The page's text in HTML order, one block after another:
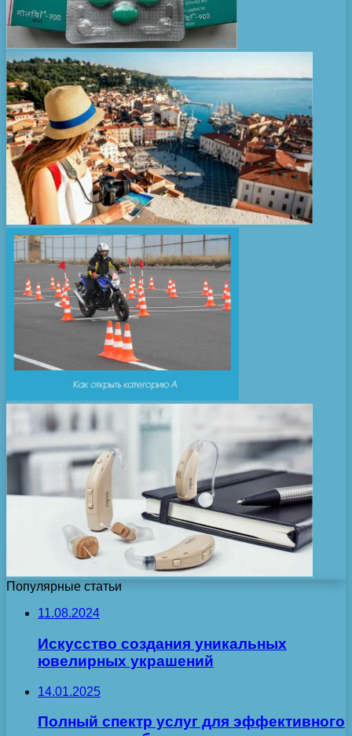
Популярные статьи
11.08.2024
Искусство создания уникальных
ювелирных украшений
14.01.2025
Полный спектр услуг для эффективного